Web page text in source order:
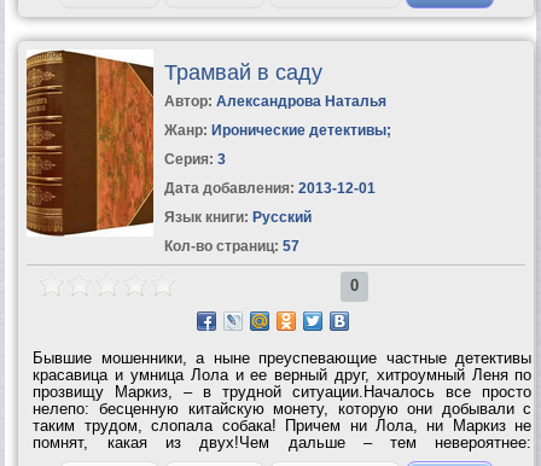
Трамвай в саду
Автор: Александрова Наталья
Жанр: Иронические детективы;
Серия: 3
Дата добавления: 2013-12-01
Язык книги: Русский
Кол-во страниц: 57
0
Бывшие мошенники, а ныне преуспевающие частные детективы
красавица и умница Лола и ее верный друг, хитроумный Леня по
прозвищу Маркиз, – в трудной ситуации.Началось все просто
нелепо: бесценную китайскую монету, которую они добывали с
таким трудом, слопала собака! Причем ни Лола, ни Маркиз не
помнят, какая из двух!Чем дальше – тем невероятнее:
извлеченное из собачьего желудка сокровище путешествует по